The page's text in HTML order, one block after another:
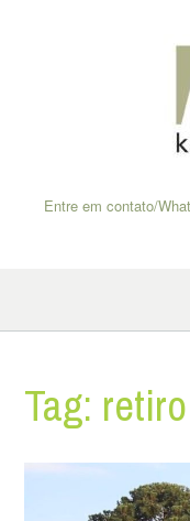
Entre em contato/
Tag: retiro